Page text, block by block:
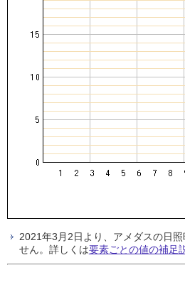
2021年3月2日より、アメダスの日
せん。詳しくは要素ごとの値の補足